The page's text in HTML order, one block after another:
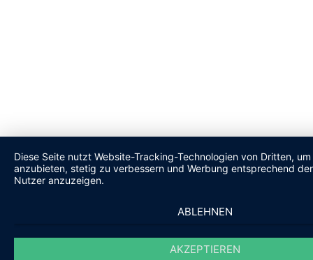
Diese Seite nutzt Website-Tracking-Technologien von Dritten,
anzubieten, stetig zu verbessern und Werbung entsprechend
Nutzer anzuzeigen.
ABLEHNEN
AKZEPTIEREN